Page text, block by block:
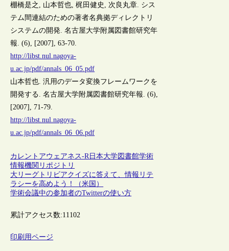
棚橋是之, 山本哲也, 梶田健史, 次良丸章. シス
テム間連結のための著者名典拠ディレクトリ
システムの開発. 名古屋大学附属図書館研究年
報. (6), [2007], 63-70.
http://libst.nul.nagoya-
u.ac.jp/pdf/annals_06_05.pdf
山本哲也. 汎用のデータ変換フレームワークを
開発する. 名古屋大学附属図書館研究年報. (6),
[2007], 71-79.
http://libst.nul.nagoya-
u.ac.jp/pdf/annals_06_06.pdf
カレントアウェアネス-R 日本大学図書館学術
情報機関リポジトリ
大リーグトリビアクイズに答えて、情報リテ
ラシーを高めよう！（米国）
学術会議中の参加者のTwitterの使い方
累計アクセス数:11102
印刷用ページ